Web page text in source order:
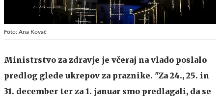
Foto: Ana Kovač
Ministrstvo za zdravje je včeraj na vlado poslalo
predlog glede ukrepov za praznike. "Za 24., 25. in
31. december ter za 1. januar smo predlagali, da se